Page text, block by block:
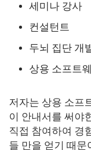
세미나 강사
컨설턴트
두뇌 집단 개
상용 소프트
저자는 상용 소프
이 안내서를 써야
직접 참여하여 경
들 만을 얻기 때문